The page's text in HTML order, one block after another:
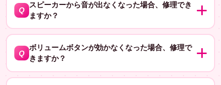
接触不良やボタン自体の故障などが考えられます。修理
にかかる時間と費用は原因によって異なりますが、おお
よそ1時間から数時間、数千円から数万円程度かかる場合
Q
スピーカーから音が出なくなった場合、修理でき
ますか？
A はい、スピーカーの交換などが必要になる場合がありま
す。スピーカーの不具合の原因は、スピーカー自体の故
障や配線の接触不良などが考えられます。修理にかかる
時間と費用は原因によって異なりますが、おおよそ数千
Q
ボリュームボタンが効かなくなった場合、修理で
きますか？
A はい、修理可能です。ボリュームボタンの不具合の原因